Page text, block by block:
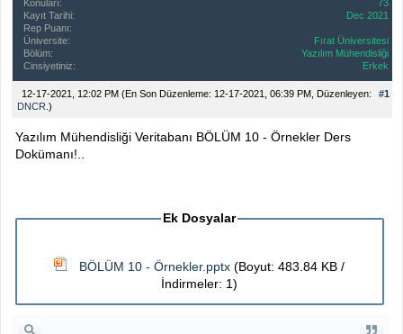
Konuları:
73
Kayıt Tarihi:
Dec 2021
Rep Puanı:
Üniversite:
Fırat Üniversitesi
Bölüm:
Yazılım Mühendisliği
Cinsiyetiniz:
Erkek
#1
12-17-2021, 12:02 PM (En Son Düzenleme: 12-17-2021, 06:39 PM, Düzenleyen:
DNCR .)
Yazılım Mühendisliği Veritabanı BÖLÜM 10 - Örnekler Ders
Dokümanı!..
Ek Dosyalar
BÖLÜM 10 - Örnekler.pptx (Boyut: 483.84 KB /
İndirmeler: 1)